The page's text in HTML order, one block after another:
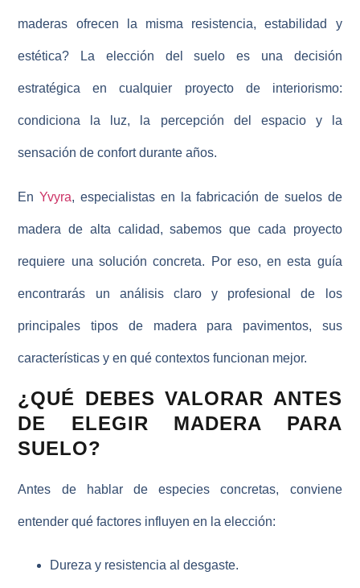
maderas ofrecen la misma resistencia, estabilidad y
estética? La elección del suelo es una decisión
estratégica en cualquier proyecto de interiorismo:
condiciona la luz, la percepción del espacio y la
sensación de confort durante años.
EnYvyra, especialistas en la fabricación de suelos de
madera de alta calidad, sabemos que cada proyecto
requiere una solución concreta. Por eso, en esta guía
encontrarás un análisis claro y profesional de los
principales tipos de madera para pavimentos, sus
características y en qué contextos funcionan mejor.
¿QUÉ DEBES VALORAR ANTES
DE ELEGIR MADERA PARA
SUELO?
Antes de hablar de especies concretas, conviene
entender qué factores influyen en la elección:
Dureza y resistencia al desgaste.